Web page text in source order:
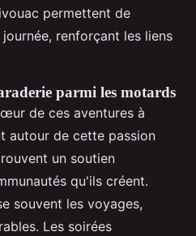
permettent de
renforçant les liens
parmi les motards
de ces aventures à
autour de cette passion
un soutien
qu'ils créent.
souvent les voyages,
Les soirées